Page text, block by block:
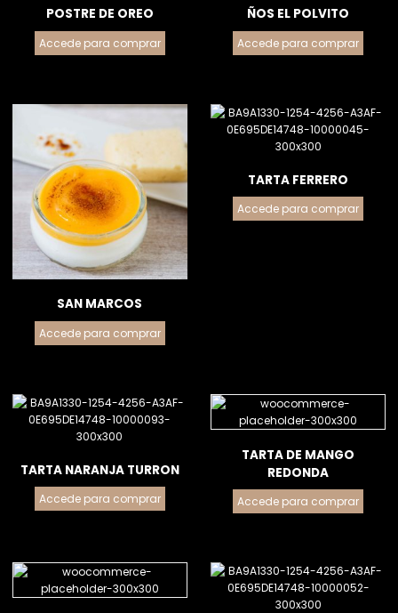
POSTRE DE OREO
Accede para comprar
ÑOS EL POLVITO
Accede para comprar
SAN MARCOS
Accede para comprar
TARTA FERRERO
Accede para comprar
TARTA NARANJA TURRON
Accede para comprar
TARTA DE MANGO
REDONDA
Accede para comprar